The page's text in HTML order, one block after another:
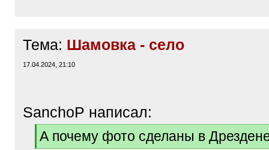
Тема: Шамовка - село
17.04.2024, 21:10
SanchoP написал:
[
qА почему фото сделаны в